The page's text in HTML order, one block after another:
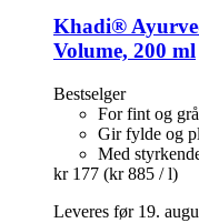
Khadi®
Volume, 200 ml
Bestselger
For fint og
Gir fylde og
Med
kr 177 (kr 885 / l)
Leveres før 19.